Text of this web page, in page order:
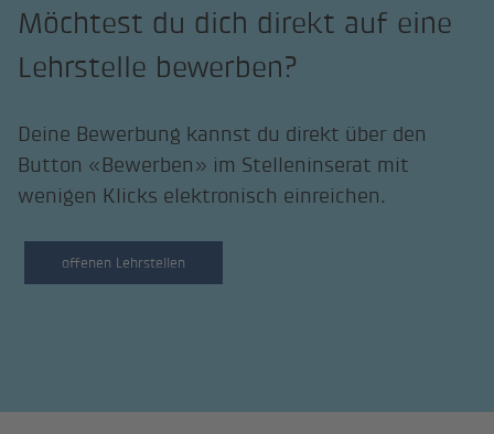
Möchtest du dich direkt auf eine
Lehrstelle bewerben?
Deine Bewerbung kannst du direkt über den
Button «Bewerben» im Stelleninserat mit
wenigen Klicks elektronisch einreichen.
offenen Lehrstellen